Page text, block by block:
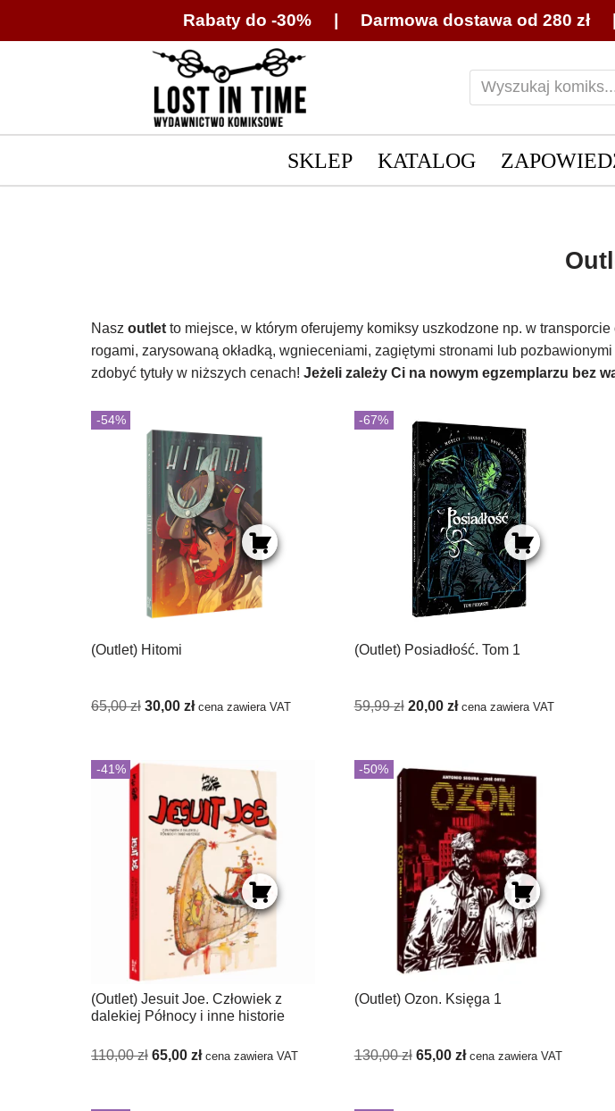
Rabaty do -30% | Darmowa dostawa od 280
SKLEP KATALOG
Nasz outlet to miejsce, w którym oferujemy komiksy uszkodzone np. w
rogami, zarysowaną okładką, wgnieceniami, zagiętymi stronami lub
zdobyć tytuły w niższych cenach! Jeżeli zależy Ci na nowym egzemplarzu bez
-54%
(Outlet) Hitomi
65,00zł 30,00 zł cena zawiera VAT
-67%
(Outlet) Posiadłość. Tom 1
59,99zł 20,00 zł cena zawiera VAT
-41%
(Outlet) Jesuit Joe. Człowiek z
dalekiej Północy i inne historie
110,00zł 65,00 zł cena zawiera VAT
-50%
(Outlet) Ozon. Księga 1
130,00zł 65,00 zł cena zawiera VAT